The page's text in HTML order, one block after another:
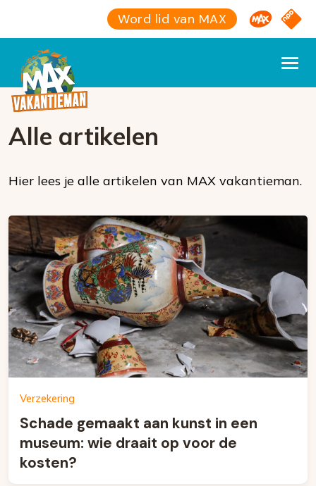
Word lid van MAX Omroep
NPO
Alle artikelen
Hier lees je alle artikelen van MAX vakantieman.
Verzekering
Schade gemaakt aan kunst in een
museum: wie draait op voor de
kosten?